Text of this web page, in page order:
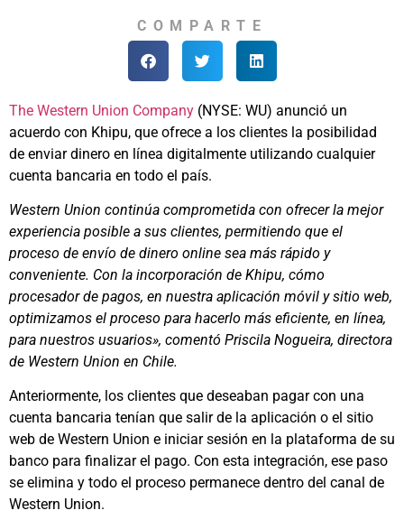
COMPARTE
The Western Union Company (NYSE: WU) anunció un
acuerdo con Khipu, que ofrece a los clientes la posibilidad
de enviar dinero en línea digitalmente utilizando cualquier
cuenta bancaria en todo el país.
Western Union continúa comprometida con ofrecer la mejor
experiencia posible a sus clientes, permitiendo que el
proceso de envío de dinero online sea más rápido y
conveniente. Con la incorporación de Khipu, cómo
procesador de pagos, en nuestra aplicación móvil y sitio web,
optimizamos el proceso para hacerlo más eficiente, en línea,
para nuestros usuarios», comentó Priscila Nogueira, directora
de Western Union en Chile.
Anteriormente, los clientes que deseaban pagar con una
cuenta bancaria tenían que salir de la aplicación o el sitio
web de Western Union e iniciar sesión en la plataforma de su
banco para finalizar el pago. Con esta integración, ese paso
se elimina y todo el proceso permanece dentro del canal de
Western Union.